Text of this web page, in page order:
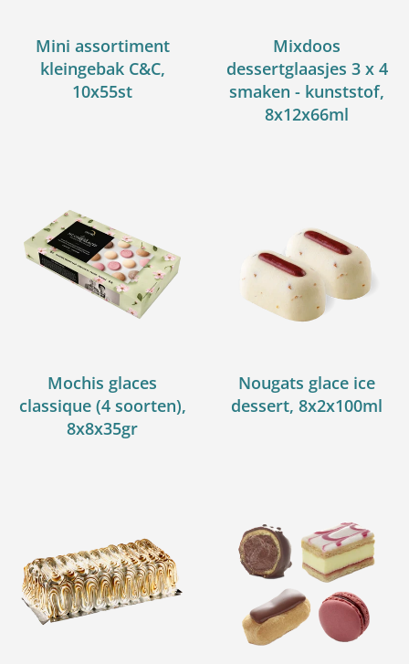
Mini assortiment
kleingebak C&C,
10x55st
Mixdoos
dessertglaasjes 3 x 4
smaken - kunststof,
8x12x66ml
Mochis glaces
classique (4 soorten),
8x8x35gr
Nougats glace ice
dessert, 8x2x100ml